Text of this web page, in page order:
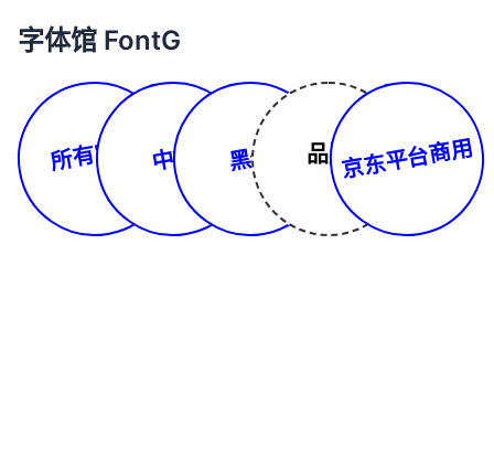
字体馆 FontG
所有字体 中文 黑体 品牌京东平台商用